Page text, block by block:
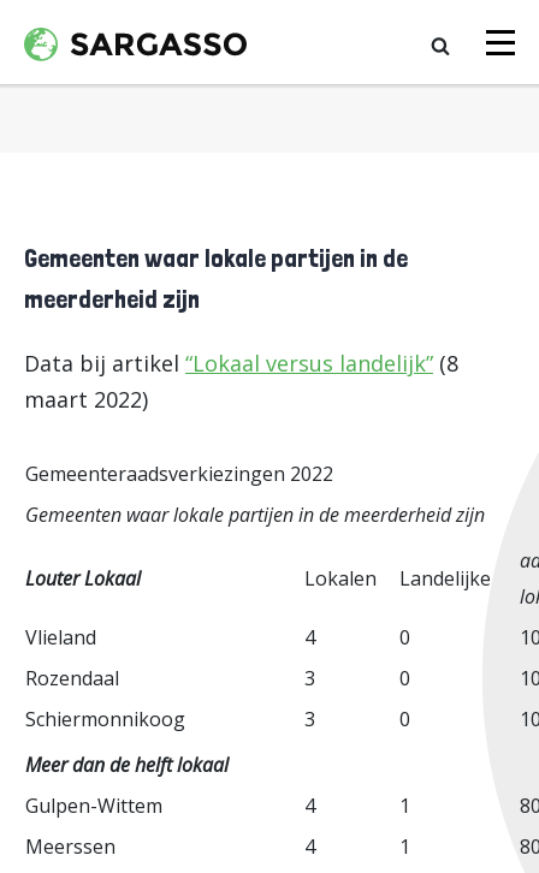
Gemeenten waar lokale partijen in de
meerderheid zijn
Data bij artikel “Lokaal versus landelijk” (8
maart 2022)
Gemeenteraadsverkiezingen 2022
Gemeenten waar lokale partijen in de meerderheid zijn
Louter Lokaal Lokalen Landelijke
Vlieland
4 0
Rozendaal
3 0
Schiermonnikoog
3 0
Meer dan de helft lokaal
Gulpen-Wittem
4 1
Meerssen
4 1